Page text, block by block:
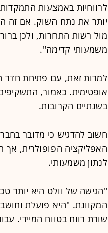
לרווחיות באמצעות
יותר את נתח השוק. אם זה
מול רשות התחרות, ולכן
משמעותי קדימה".
למרות זאת, עם פתיחת חדר
אופטימית. כאמור,
בשנתיים הקרובות.
חשוב להדגיש כי מדובר
האפליקציה הפופולרית, אך
לנתון משמעותי.
"הגישה של וולט היא יותר
המקוונת. "היא פועלת
שורת רווח בטווח המיידי.